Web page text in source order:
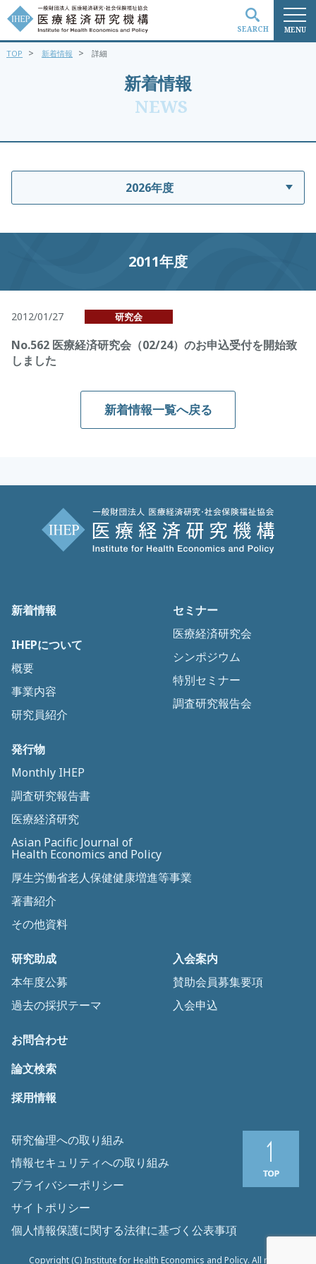
MENU
SEARCH
新着情報
NEWS
TOP > 新着情報 > 詳細
2026年度
2011年度
2012/01/27 研究会
No.562 医療経済研究会（02/24）のお申込受付を開始致
しました
新着情報一覧へ戻る
新着情報
IHEPについて
概要
事業内容
研究員紹介
セミナー
医療経済研究会
シンポジウム
特別セミナー
調査研究報告会
発行物
Monthly IHEP
調査研究報告書
医療経済研究
Asian Pacific Journal of
Health Economics and Policy
厚生労働省老人保健健康増進等事業
著書紹介
その他資料
研究助成
本年度公募
過去の採択テーマ
入会案内
賛助会員募集要項
入会申込
お問合わせ
論文検索
採用情報
研究倫理への取り組み
情報セキュリティへの取り組み
プライバシーポリシー
サイトポリシー
個人情報保護に関する法律に基づく公表事項
Copyright (C) Institute for Health Economics and Policy. All rights